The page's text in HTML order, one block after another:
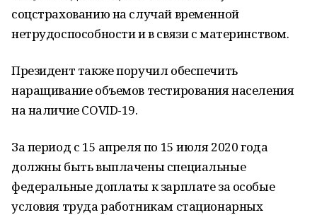
соцстрахованию на случай временной
нетрудоспособности и в связи с материнством.
Президент также поручил обеспечить
наращивание объемов тестирования населения
на наличие COVID-19.
За период с 15 апреля по 15 июля 2020 года
должны быть выплачены специальные
федеральные доплаты к зарплате за особые
условия труда работникам стационарных